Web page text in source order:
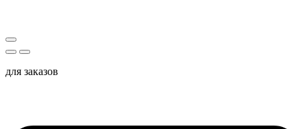
для заказов